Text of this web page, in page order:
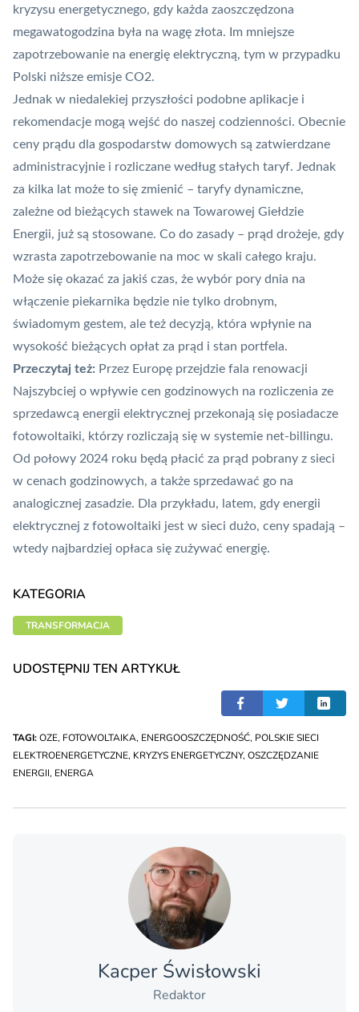
kryzysu energetycznego, gdy każda zaoszczędzona
megawatogodzina była na wagę złota. Im mniejsze
zapotrzebowanie na energię elektryczną, tym w przypadku
Polski niższe emisje CO2.
Jednak w niedalekiej przyszłości podobne aplikacje i
rekomendacje mogą wejść do naszej codzienności. Obecnie
ceny prądu dla gospodarstw domowych są zatwierdzane
administracyjnie i rozliczane według stałych taryf. Jednak
za kilka lat może to się zmienić – taryfy dynamiczne,
zależne od bieżących stawek na Towarowej Giełdzie
Energii, już są stosowane. Co do zasady – prąd drożeje, gdy
wzrasta zapotrzebowanie na moc w skali całego kraju.
Może się okazać za jakiś czas, że wybór pory dnia na
włączenie piekarnika będzie nie tylko drobnym,
świadomym gestem, ale też decyzją, która wpłynie na
wysokość bieżących opłat za prąd i stan portfela.
Przeczytaj też: Przez Europę przejdzie fala renowacji
Najszybciej o wpływie cen godzinowych na rozliczenia ze
sprzedawcą energii elektrycznej przekonają się posiadacze
fotowoltaiki, którzy rozliczają się w systemie net-billingu.
Od połowy 2024 roku będą płacić za prąd pobrany z sieci
w cenach godzinowych, a także sprzedawać go na
analogicznej zasadzie. Dla przykładu, latem, gdy energii
elektrycznej z fotowoltaiki jest w sieci dużo, ceny spadają –
wtedy najbardziej opłaca się zużywać energię.
KATEGORIA
TRANSFORMACJA
UDOSTĘPNIJ TEN ARTYKUŁ
TAGI:OZE, FOTOWOLTAIKA, ENERGOOSZCZĘDNOŚĆ, POLSKIE SIECI
ELEKTROENERGETYCZNE, KRYZYS ENERGETYCZNY, OSZCZĘDZANIE
ENERGII, ENERGA
Kacper Świsło­wski
Redaktor